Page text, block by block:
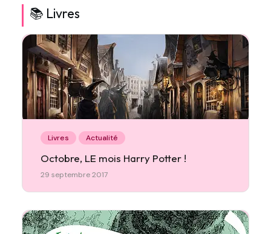
📚 Livres
Livres Actualité
Octobre, LE mois Harry Potter !
29 septembre 2017